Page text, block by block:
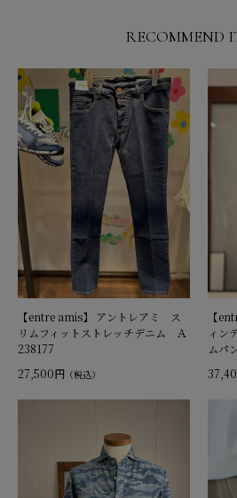
RECOMMEND
【entre amis】 アントレアミ ス
リムフィットストレッチデニム Ａ
238177
27,500円 （税込）
【
ィン
ムパ